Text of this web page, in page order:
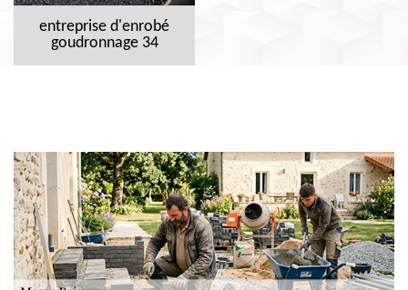
entreprise d'enrobé
goudronnage 34